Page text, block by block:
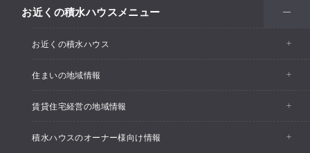
お近くの積水ハウスメニュー
お近くの積水ハウス
お近くの積水ハウストップ
住まいの地域情報
イベント情報
住宅展示場・ショールーム情報
賃貸住宅経営の地域情報
イベント情報
積水ハウスのオーナー様向け情報